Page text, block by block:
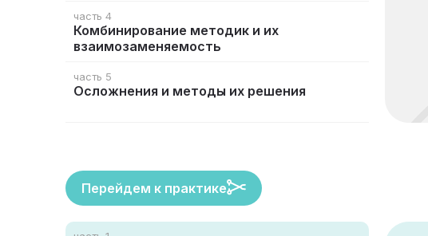
часть 4
Комбинирование методик и их
взаимозаменяемость
часть 5
Осложнения и методы их решения
Перейдем к практике